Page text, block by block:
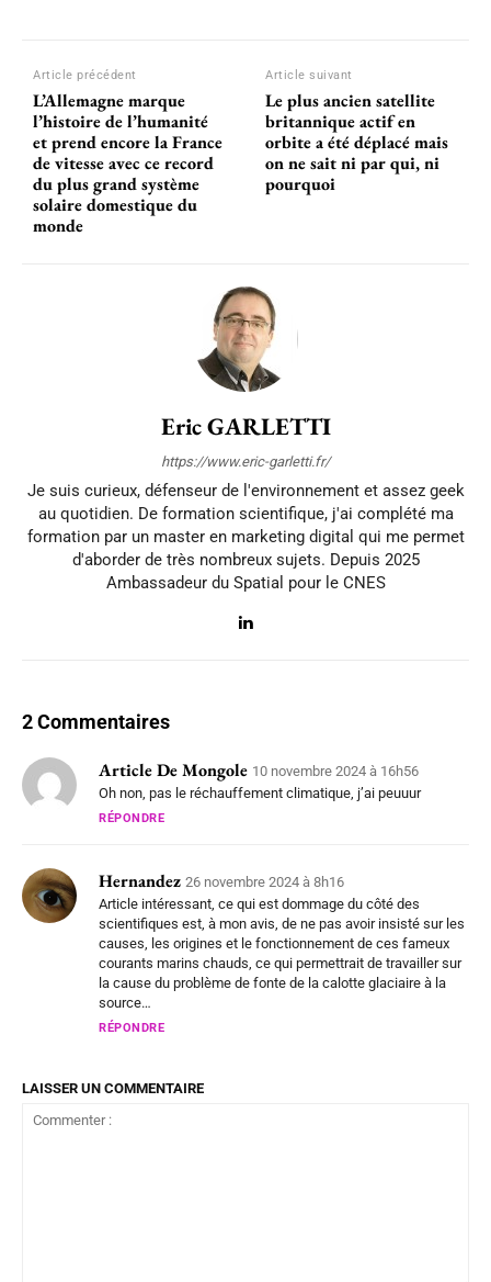
Article précédent
L’Allemagne marque
l’histoire de l’humanité
et prend encore la France
de vitesse avec ce record
du plus grand système
solaire domestique du
monde
Article suivant
Le plus ancien satellite
britannique actif en
orbite a été déplacé mais
on ne sait ni par qui, ni
pourquoi
Eric GARLETTI
https://www.eric-garletti.fr/
Je suis curieux, défenseur de l'environnement et assez geek
au quotidien. De formation scientifique, j'ai complété ma
formation par un master en marketing digital qui me permet
d'aborder de très nombreux sujets. Depuis 2025
Ambassadeur du Spatial pour le CNES
2 Commentaires
Article De Mongole 10 novembre 2024 à 16h56
Oh non, pas le réchauffement climatique, j’ai peuuur
RÉPONDRE
Hernandez 26 novembre 2024 à 8h16
Article intéressant, ce qui est dommage du côté des
scientifiques est, à mon avis, de ne pas avoir insisté sur les
causes, les origines et le fonctionnement de ces fameux
courants marins chauds, ce qui permettrait de travailler sur
la cause du problème de fonte de la calotte glaciaire à la
source…
RÉPONDRE
LAISSER UN COMMENTAIRE